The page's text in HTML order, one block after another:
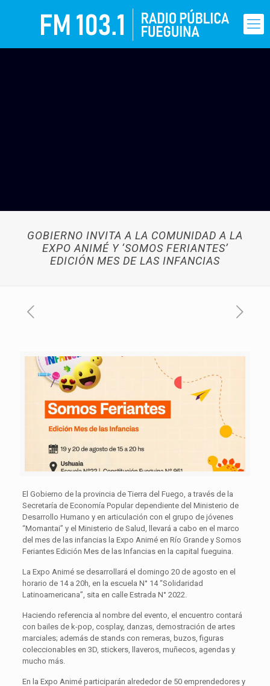
GOBIERNO INVITA A LA COMUNIDAD A LA
EXPO ANIMÉ Y ‘SOMOS FERIANTES’
EDICIÓN MES DE LAS INFANCIAS
El Gobierno de la provincia de Tierra del Fuego, a través de la
Secretaría de Economía Popular dependiente del Ministerio de
Desarrollo Humano y en articulación con el grupo de jóvenes
“Momantai” y el Ministerio de Salud, llevará a cabo en el marco
del mes de las infancias la Expo Animé en Río Grande y Somos
Feriantes Edición Mes de las Infancias en la capital fueguina.
La Expo Animé se desarrollará el domingo 20 de agosto en el
horario de 14 a 20h, en la escuela N° 14 “Solidaridad
Latinoamericana”, sita en calle Estrada N° 2022.
Haciendo referencia al nombre del evento, el encuentro contará
con bailes de k-pop, cosplay, danzas, demostración de artes
marciales; además de stands con remeras, buzos, figuras
coleccionables en 3D, stickers, llaveros, muñecos, agendas y
mucho más.
En la Expo Animé participarán alrededor de 50 emprendedores y